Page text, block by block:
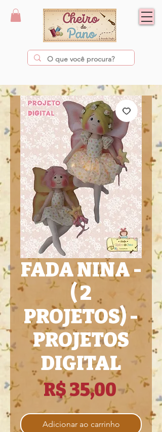
FADA NINA -
( 2
PROJETOS) -
PROJETOS
DIGITAL
R$ 35,00Preço
Adicionar ao carrinho